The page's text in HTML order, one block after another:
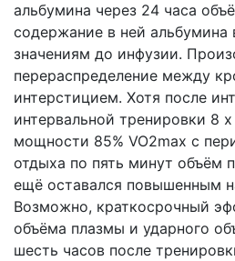
альбумина через 24 часа
содержание в ней альбумина
значениям до инфузии.
перераспределение между
интерстицием. Хотя после
интервальной тренировки 8
мощности 85% VO2max с
отдыха по пять минут объём
ещё оставался повышенным
Возможно, краткосрочный
объёма плазмы и ударного
шесть часов после